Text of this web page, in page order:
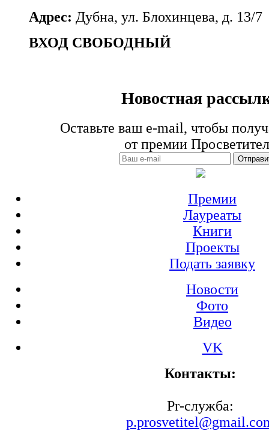
Адрес: Дубна, ул. Блохинцева, д. 13/7
ВХОД СВОБОДНЫЙ
Новостная
Оставьте ваш e-mail, чтобы
от премии
Премии
Лауреаты
Книги
Проекты
Подать заявку
Новости
Фото
Видео
VK
Контакты:
Pr-служба: